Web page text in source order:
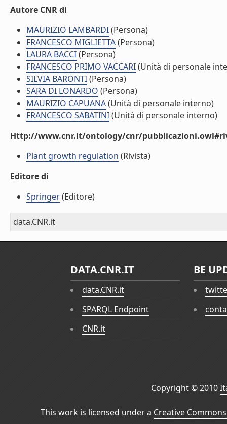
Autore CNR di
MAURIZIO LAMBARDI(Persona)
FRANCESCO MIGLIETTA(Persona)
LAURA BACCI(Persona)
FRANCESCO PRIMO VACCARI(Unità di personale
SILVIA BARONTI(Persona)
SARA DI LONARDO (Persona)
MAURIZIO CAPUANA(Unità di personale interno)
FRANCESCO SABATINI(Unità di personale interno)
Http://www.cnr.it/ontology/cnr/
Plant growth regulation (Rivista)
Editore di
Springer(Editore)
data.CNR.it
DATA.CNR.IT
data.CNR.it
SPARQL Endpoint
CNR.it
BE
Copyright © 2010
This work is licensed under a Creative